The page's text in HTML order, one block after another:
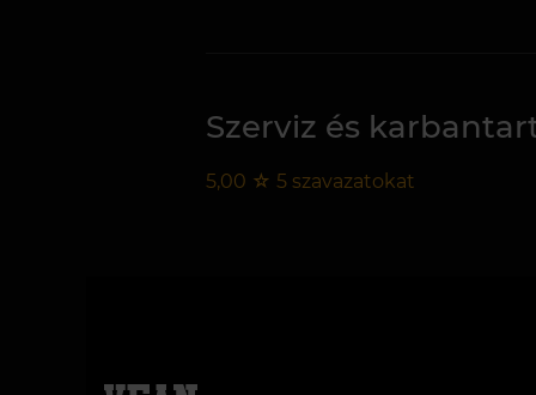
Szerviz és
5,00 ☆ 5 szavazatokat